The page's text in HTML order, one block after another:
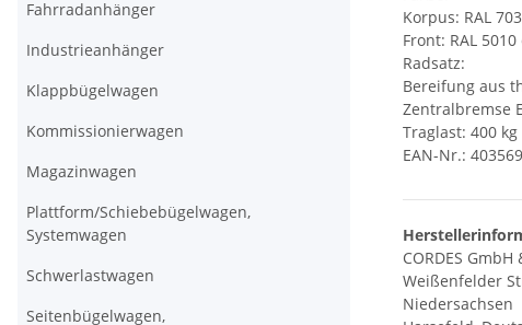
Korpus: RAL
Front: RAL
Radsatz:
Bereifung aus
Zentralbremse
Traglast: 400 kg
EAN-Nr.:
CORDES GmbH
Weißenfelder
Niedersachsen
Fahrradanhänger
Industrieanhänger
Klappbügelwagen
Kommissionierwagen
Magazinwagen
Plattform/Schiebebügelwagen,
Systemwagen
Schwerlastwagen
Seitenbügelwagen,